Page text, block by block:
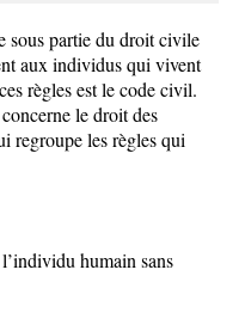
sous partie du droit civile
aux individus qui vivent
règles est le code civil.
le droit des
regroupe les règles qui
humain sans